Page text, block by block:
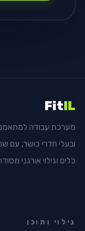
FitIL
מערכת עבודה
ובעלי חדרי כושר, עם
כלים וגילוי אורגני
גילוי ותוכן